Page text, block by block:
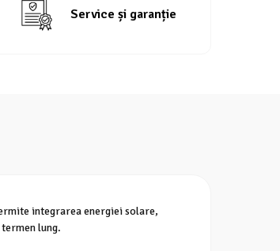
Service și garanție
integrarea energiei solare,
lung.